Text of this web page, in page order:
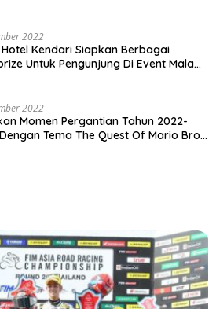
2022
Kendari Siapkan Berbagai
Untuk Pengunjung Di Event Malam
2022
Momen Pergantian Tahun 2022-
Tema The Quest Of Mario Bros